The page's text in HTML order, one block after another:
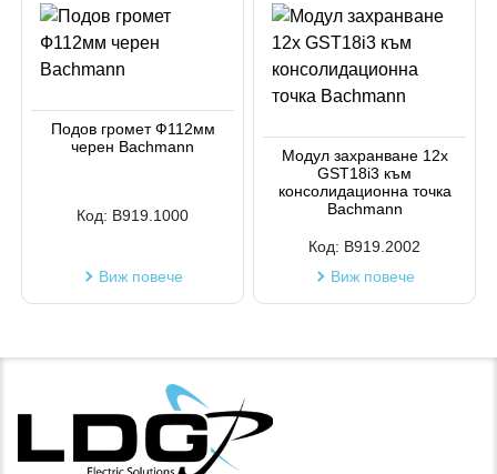
Подов громет Ф112мм
черен Bachmann
Код: B919.1000
Виж повече
Модул захранване 12x
GST18i3 към
консолидационна точка
Bachmann
Код: B919.2002
Виж повече